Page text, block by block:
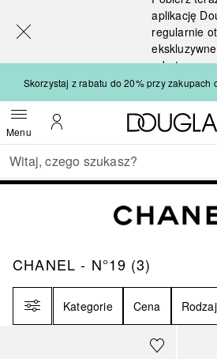
aplikację
regularnie
rabaty
Skorzystaj z rabatu do 20% przy zakupach
MenuOtwórz menuMoje konto
Wracać
Wykonaj wyszukiwanie
CHANEL - N°193
CHANEL - N°19 (3)
Kategorie Cena
[navigation.slideout.screenreader]